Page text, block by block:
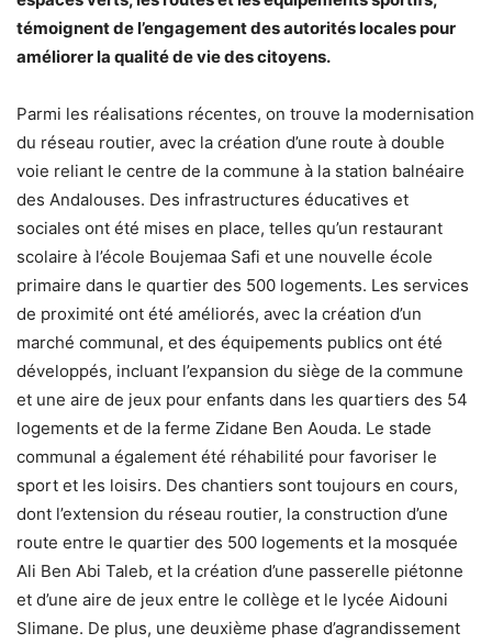
témoignent de l’engagement des autorités locales pour
améliorer la qualité de vie des citoyens.
Parmi les réalisations récentes, on trouve la modernisation
du réseau routier, avec la création d’une route à double
voie reliant le centre de la commune à la station balnéaire
des Andalouses. Des infrastructures éducatives et
sociales ont été mises en place, telles qu’un restaurant
scolaire à l’école Boujemaa Safi et une nouvelle école
primaire dans le quartier des 500 logements. Les services
de proximité ont été améliorés, avec la création d’un
marché communal, et des équipements publics ont été
développés, incluant l’expansion du siège de la commune
et une aire de jeux pour enfants dans les quartiers des 54
logements et de la ferme Zidane Ben Aouda. Le stade
communal a également été réhabilité pour favoriser le
sport et les loisirs. Des chantiers sont toujours en cours,
dont l’extension du réseau routier, la construction d’une
route entre le quartier des 500 logements et la mosquée
Ali Ben Abi Taleb, et la création d’une passerelle piétonne
et d’une aire de jeux entre le collège et le lycée Aidouni
Slimane. De plus, une deuxième phase d’agrandissement